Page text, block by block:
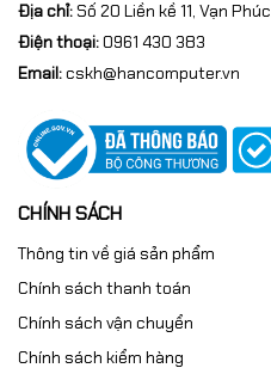
Địa chỉ:Số 20 Liền kề 11, Vạn
Điện thoại:0961 430 383
Email:cskh@hancomputer.vn
CHÍNH SÁCH
Thông tin về giá sản phẩm
Chính sách thanh toán
Chính sách vận chuyển
Chính sách kiểm hàng